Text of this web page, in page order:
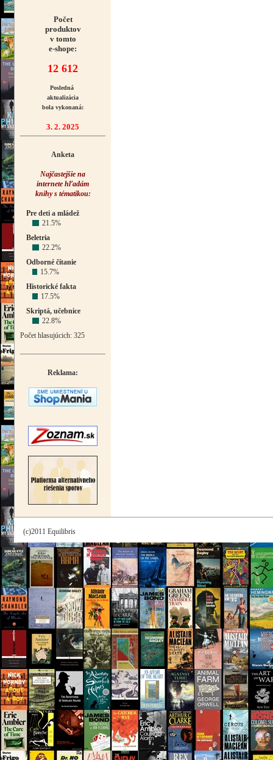
Počet
produktov
v tomto
e-shope:
12 612
Posledná
aktualizácia
bola vykonaná:
3. 2. 2025
Anketa
Najčastejšie na
internete hľadám
knihy s tématikou:
Pre deti a mládež
21.5%
Beletria
22.2%
Odborné čítanie
15.7%
Historické fakta
17.5%
Skriptá, učebnice
22.8%
Počet hlasujúcich: 325
Reklama:
(c)2011 Equilibris